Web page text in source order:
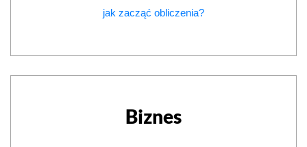
jak zacząć obliczenia?
Biznes